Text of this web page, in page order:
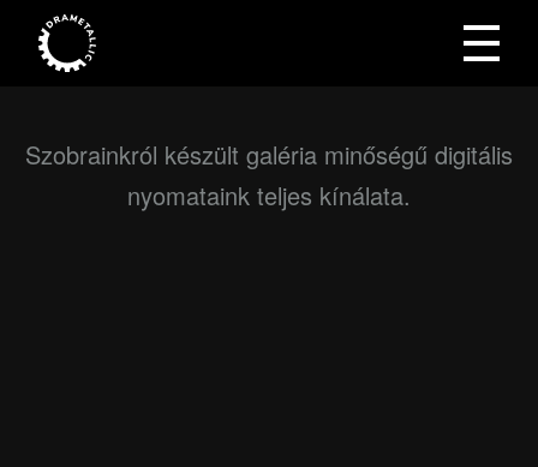
Szobrainkról készült galéria minőségű digitális
nyomataink teljes kínálata.